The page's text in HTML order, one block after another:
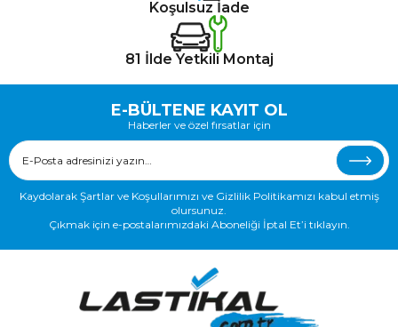
Koşulsuz İade
81 İlde Yetkili Montaj
E-BÜLTENE KAYIT OL
Haberler ve özel fırsatlar için
Kaydolarak Şartlar ve Koşullarımızı ve Gizlilik Politikamızı kabul etmiş
olursunuz.
Çıkmak için e-postalarımızdaki Aboneliği İptal Et’i tıklayın.